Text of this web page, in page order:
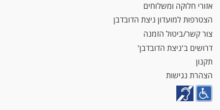
אזורי חלוקה ומשלוחים
הצטרפות למועדון ניצת הדובדבן
צור קשר/ביטול הזמנה
דרושים ב'ניצת הדובדבן'
תקנון
הצהרת נגישות